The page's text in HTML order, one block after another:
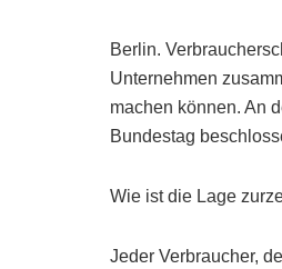
Berlin.
Unternehmen
machen können. An
Bundestag
Wie ist die Lage
Jeder Verbraucher,